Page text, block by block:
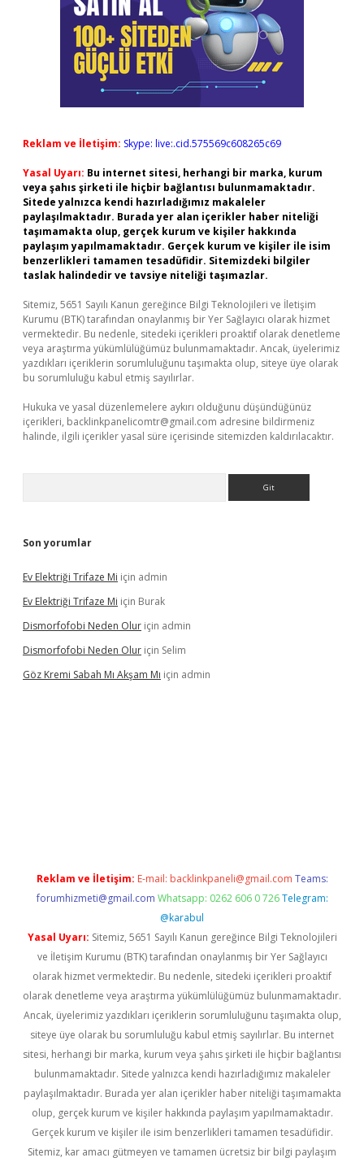
Reklam ve İletişim: Skype: live:.cid.575569c608265c69
Yasal Uyarı: Bu internet sitesi, herhangi bir marka, kurum
veya şahıs şirketi ile hiçbir bağlantısı bulunmamaktadır.
Sitede yalnızca kendi hazırladığımız makaleler
paylaşılmaktadır. Burada yer alan içerikler haber niteliği
taşımamakta olup, gerçek kurum ve kişiler hakkında
paylaşım yapılmamaktadır. Gerçek kurum ve kişiler ile isim
benzerlikleri tamamen tesadüfidir. Sitemizdeki bilgiler
taslak halindedir ve tavsiye niteliği taşımazlar.
Sitemiz, 5651 Sayılı Kanun gereğince Bilgi Teknolojileri ve İletişim
Kurumu (BTK) tarafından onaylanmış bir Yer Sağlayıcı olarak hizmet
vermektedir. Bu nedenle, sitedeki içerikleri proaktif olarak denetleme
veya araştırma yükümlülüğümüz bulunmamaktadır. Ancak, üyelerimiz
yazdıkları içeriklerin sorumluluğunu taşımakta olup, siteye üye olarak
bu sorumluluğu kabul etmiş sayılırlar.
Hukuka ve yasal düzenlemelere aykırı olduğunu düşündüğünüz
içerikleri, backlinkpanelicomtr@gmail.com adresine bildirmeniz
halinde, ilgili içerikler yasal süre içerisinde sitemizden kaldırılacaktır.
Son yorumlar
Ev Elektriği Trifaze Mi için admin
Ev Elektriği Trifaze Mi için Burak
Dismorfofobi Neden Olur için admin
Dismorfofobi Neden Olur için Selim
Göz Kremi Sabah Mı Akşam Mı için admin
Reklam ve İletişim: E-mail: backlinkpaneli@gmail.com Teams:
forumhizmeti@gmail.com Whatsapp: 0262 606 0 726 Telegram:
@karabul
Yasal Uyarı: Sitemiz, 5651 Sayılı Kanun gereğince Bilgi Teknolojileri
ve İletişim Kurumu (BTK) tarafından onaylanmış bir Yer Sağlayıcı
olarak hizmet vermektedir. Bu nedenle, sitedeki içerikleri proaktif
olarak denetleme veya araştırma yükümlülüğümüz bulunmamaktadır.
Ancak, üyelerimiz yazdıkları içeriklerin sorumluluğunu taşımakta olup,
siteye üye olarak bu sorumluluğu kabul etmiş sayılırlar. Bu internet
sitesi, herhangi bir marka, kurum veya şahıs şirketi ile hiçbir bağlantısı
bulunmamaktadır. Sitede yalnızca kendi hazırladığımız makaleler
paylaşılmaktadır. Burada yer alan içerikler haber niteliği taşımamakta
olup, gerçek kurum ve kişiler hakkında paylaşım yapılmamaktadır.
Gerçek kurum ve kişiler ile isim benzerlikleri tamamen tesadüfidir.
Sitemiz, kar amacı gütmeyen ve tamamen ücretsiz bir bilgi paylaşım